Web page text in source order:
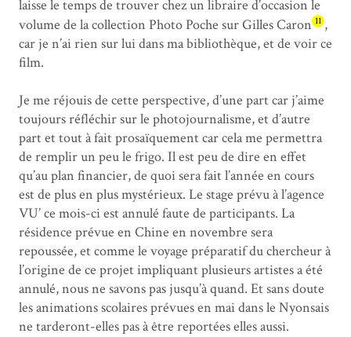
laisse le temps de trouver chez un libraire d’occasion le
volume de la collection Photo Poche sur Gilles Caron 11 ,
car je n’ai rien sur lui dans ma bibliothèque, et de voir ce
film.
Je me réjouis de cette perspective, d’une part car j’aime
toujours réfléchir sur le photojournalisme, et d’autre
part et tout à fait prosaïquement car cela me permettra
de remplir un peu le frigo. Il est peu de dire en effet
qu’au plan financier, de quoi sera fait l’année en cours
est de plus en plus mystérieux. Le stage prévu à l’agence
VU’ ce mois-ci est annulé faute de participants. La
résidence prévue en Chine en novembre sera
repoussée, et comme le voyage préparatif du chercheur à
l’origine de ce projet impliquant plusieurs artistes a été
annulé, nous ne savons pas jusqu’à quand. Et sans doute
les animations scolaires prévues en mai dans le Nyonsais
ne tarderont-elles pas à être reportées elles aussi.